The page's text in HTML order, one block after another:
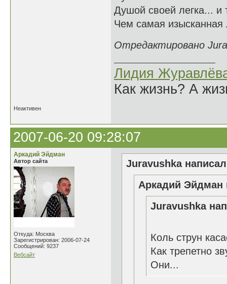
Душой своей легка... и
Чем самая изысканная
Отредактировано
Лидия
Как жизнь? А
Неактивен
2007-06-20 09:28:07
Аркадий Эйдман
Автор сайта
Откуда: Москва
Зарегистрирован: 2006-07-24
Сообщений: 9237
Вебсайт
Juravushka
Аркадий Эйдман
Juravushka
Коль струн
Как трепетно
Они...